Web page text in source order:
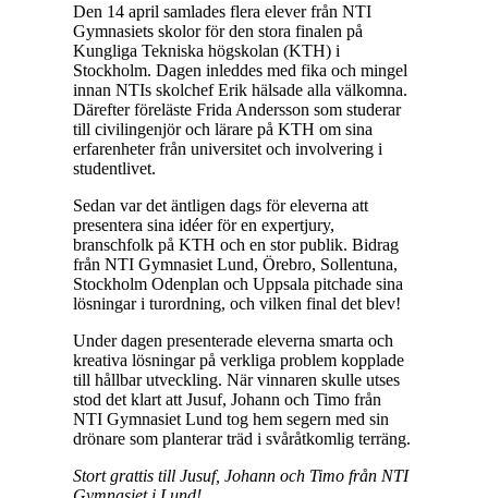
Den 14 april samlades flera elever från NTI
Gymnasiets skolor för den stora finalen på
Kungliga Tekniska högskolan (KTH) i
Stockholm. Dagen inleddes med fika och mingel
innan NTIs skolchef Erik hälsade alla välkomna.
Därefter föreläste Frida Andersson som studerar
till civilingenjör och lärare på KTH om sina
erfarenheter från universitet och involvering i
studentlivet.
Sedan var det äntligen dags för eleverna att
presentera sina idéer för en expertjury,
branschfolk på KTH och en stor publik. Bidrag
från NTI Gymnasiet Lund, Örebro, Sollentuna,
Stockholm Odenplan och Uppsala pitchade sina
lösningar i turordning, och vilken final det blev!
Under dagen presenterade eleverna smarta och
kreativa lösningar på verkliga problem kopplade
till hållbar utveckling. När vinnaren skulle utses
stod det klart att Jusuf, Johann och Timo från
NTI Gymnasiet Lund tog hem segern med sin
drönare som planterar träd i svåråtkomlig terräng.
Stort grattis till Jusuf, Johann och Timo från NTI